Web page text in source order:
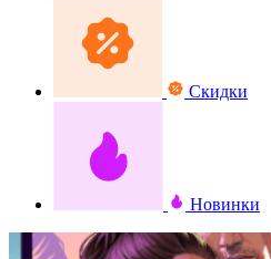
Скидки
Новинки